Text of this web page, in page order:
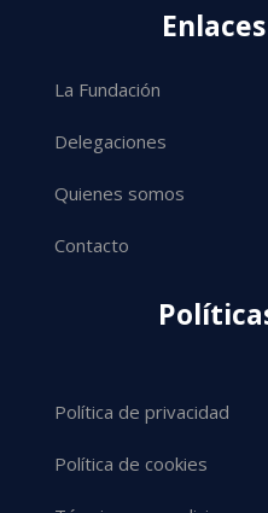
La Fundación
Delegaciones
Quienes somos
Contacto
Política de privacidad
Política de cookies